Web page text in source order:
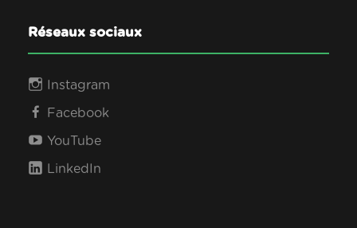
Réseaux sociaux
Instagram
Facebook
YouTube
LinkedIn